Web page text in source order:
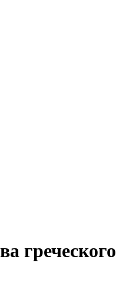
греческого